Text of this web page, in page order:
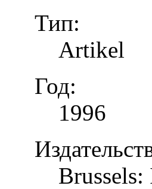
Тип:
Artikel
Год:
1996